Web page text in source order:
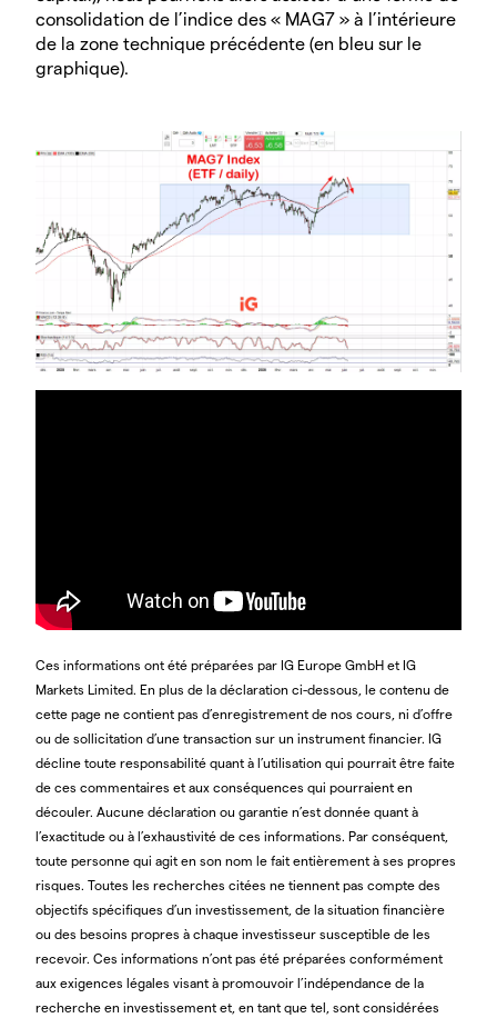
consolidation de l’indice des « MAG7 » à l’intérieure
de la zone technique précédente (en bleu sur le
graphique).
Ces informations ont été préparées par IG Europe GmbH et IG
Markets Limited. En plus de la déclaration ci-dessous, le contenu de
cette page ne contient pas d’enregistrement de nos cours, ni d’offre
ou de sollicitation d’une transaction sur un instrument financier. IG
décline toute responsabilité quant à l’utilisation qui pourrait être faite
de ces commentaires et aux conséquences qui pourraient en
découler. Aucune déclaration ou garantie n’est donnée quant à
l’exactitude ou à l’exhaustivité de ces informations. Par conséquent,
toute personne qui agit en son nom le fait entièrement à ses propres
risques. Toutes les recherches citées ne tiennent pas compte des
objectifs spécifiques d’un investissement, de la situation financière
ou des besoins propres à chaque investisseur susceptible de les
recevoir. Ces informations n’ont pas été préparées conformément
aux exigences légales visant à promouvoir l’indépendance de la
recherche en investissement et, en tant que tel, sont considérées